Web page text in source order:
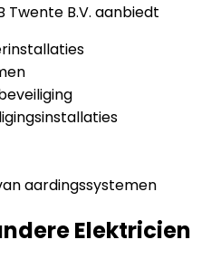
Twente B.V. aanbiedt
aardingssystemen
Elektricien